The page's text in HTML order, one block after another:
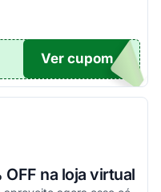
O100
Ver cupom
na loja virtual